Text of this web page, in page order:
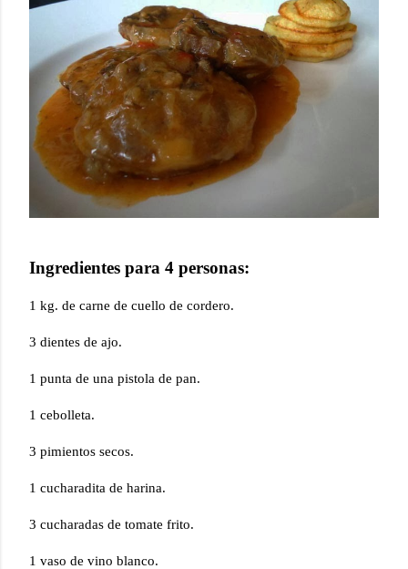
Ingredientes para 4 personas:
1 kg. de carne de cuello de cordero.
3 dientes de ajo.
1 punta de una pistola de pan.
1 cebolleta.
3 pimientos secos.
1 cucharadita de harina.
3 cucharadas de tomate frito.
1 vaso de vino blanco.